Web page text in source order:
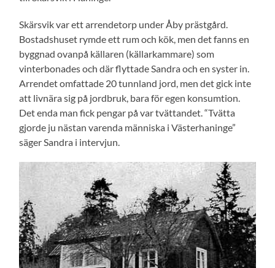
Skärsvik var ett arrendetorp under Åby prästgård.
Bostadshuset rymde ett rum och kök, men det fanns en
byggnad ovanpå källaren (källarkammare) som
vinterbonades och där flyttade Sandra och en syster in.
Arrendet omfattade 20 tunnland jord, men det gick inte
att livnära sig på jordbruk, bara för egen konsumtion.
Det enda man fick pengar på var tvättandet. “Tvätta
gjorde ju nästan varenda människa i Västerhaninge”
säger Sandra i intervjun.